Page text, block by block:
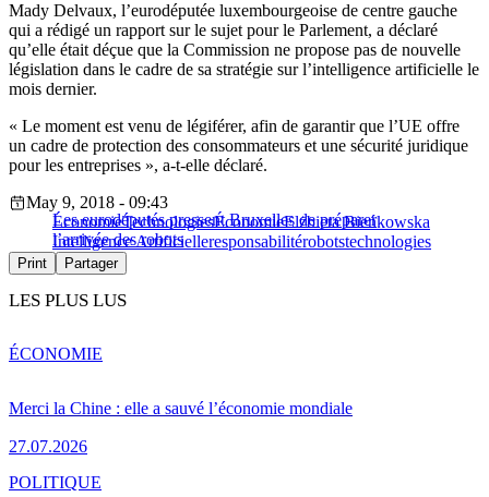
Mady Delvaux, l’eurodéputée luxembourgeoise de centre gauche
qui a rédigé un rapport sur le sujet pour le Parlement, a déclaré
qu’elle était déçue que la Commission ne propose pas de nouvelle
législation dans le cadre de sa stratégie sur l’intelligence artificielle le
mois dernier.
« Le moment est venu de légiférer, afin de garantir que l’UE offre
un cadre de protection des consommateurs et une sécurité juridique
pour les entreprises », a-t-elle déclaré.
Les eurodéputés pressent Bruxelles de préparer
l’arrivée des robots
May 9, 2018 - 09:43
ÉconomieTechnologiesÉconomieElżbieta Bieńkowska
Intelligence Artificielleresponsabilitérobotstechnologies
Print Partager
LES PLUS LUS
Merci la Chine : elle a sauvé l’économie mondiale
27.07.2026
ÉCONOMIE
POLITIQUE